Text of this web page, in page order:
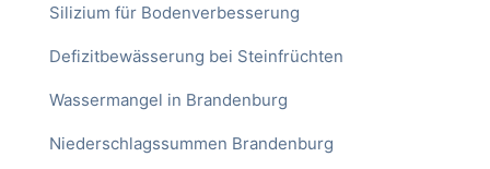
Silizium für Bodenverbesserung
Defizitbewässerung bei Steinfrüchten
Wassermangel in Brandenburg
Niederschlagssummen Brandenburg